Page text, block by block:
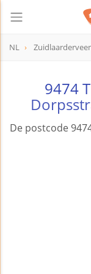
NL
9474
De postcode